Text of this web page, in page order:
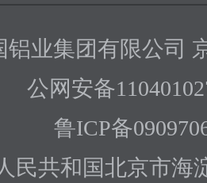
业集团有限公司
公网安备
鲁ICP备
民共和国北京市海